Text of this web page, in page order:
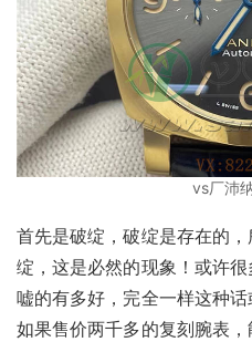
vs厂沛
首先是破绽，破绽是存在的
绽，这是必然的现象！或许
嘘的有多好，完全一样这种
如果售价两千多的复刻腕表